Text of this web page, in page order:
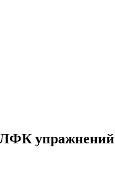
упражнений